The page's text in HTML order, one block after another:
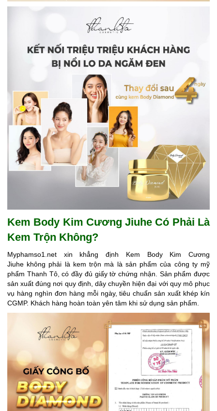
Kem Body Kim Cương Jiuhe Có Phải Là
Kem Trộn Không?
Myphamso1.net xin khẳng định Kem Body Kim Cương
Jiuhe không phải là kem trộn mà là sản phẩm của công ty mỹ
phẩm Thanh Tô, có đầy đủ giấy tờ chứng nhận. Sản phẩm được
sản xuất đúng nơi quy định, dây chuyền hiện đại với quy mô phục
vụ hàng nghìn đơn hàng mỗi ngày, tiêu chuẩn sản xuất khép kín
CGMP. Khách hàng hoàn toàn yên tâm khi sử dụng sản phẩm.